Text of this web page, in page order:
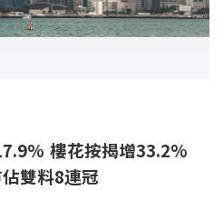
樓花按揭增33.2%
雙料8連冠